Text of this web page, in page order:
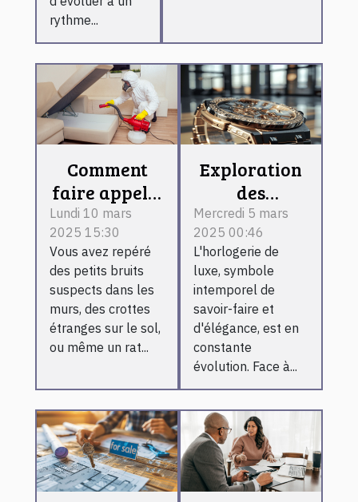
rythme...
Comment
faire appel à
une
entreprise de
dératisation
rapidement ?
Lundi 10 mars
2025 15:30
Vous avez repéré
des petits bruits
suspects dans les
murs, des crottes
étranges sur le sol,
ou même un rat...
Exploration
des
tendances
émergentes
dans
l'horlogerie
de luxe
Mercredi 5 mars
2025 00:46
L'horlogerie de
luxe, symbole
intemporel de
savoir-faire et
d'élégance, est en
constante
évolution. Face à...